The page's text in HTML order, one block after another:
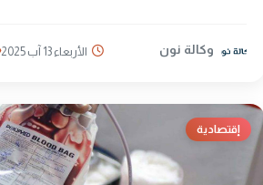
وكالة نون الأربعاء 13 آب 2025
إقتصادية